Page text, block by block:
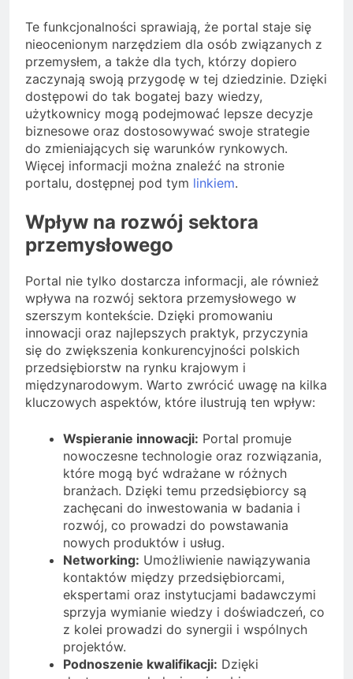
Te funkcjonalności sprawiają, że portal staje się
nieocenionym narzędziem dla osób związanych z
przemysłem, a także dla tych, którzy dopiero
zaczynają swoją przygodę w tej dziedzinie. Dzięki
dostępowi do tak bogatej bazy wiedzy,
użytkownicy mogą podejmować lepsze decyzje
biznesowe oraz dostosowywać swoje strategie
do zmieniających się warunków rynkowych.
Więcej informacji można znaleźć na stronie
portalu, dostępnej pod tym linkiem.
Wpływ na rozwój sektora
przemysłowego
Portal nie tylko dostarcza informacji, ale również
wpływa na rozwój sektora przemysłowego w
szerszym kontekście. Dzięki promowaniu
innowacji oraz najlepszych praktyk, przyczynia
się do zwiększenia konkurencyjności polskich
przedsiębiorstw na rynku krajowym i
międzynarodowym. Warto zwrócić uwagę na kilka
kluczowych aspektów, które ilustrują ten wpływ:
Wspieranie innowacji: Portal promuje
nowoczesne technologie oraz rozwiązania,
które mogą być wdrażane w różnych
branżach. Dzięki temu przedsiębiorcy są
zachęcani do inwestowania w badania i
rozwój, co prowadzi do powstawania
nowych produktów i usług.
Networking: Umożliwienie nawiązywania
kontaktów między przedsiębiorcami,
ekspertami oraz instytucjami badawczymi
sprzyja wymianie wiedzy i doświadczeń, co
z kolei prowadzi do synergii i wspólnych
projektów.
Podnoszenie kwalifikacji: Dzięki